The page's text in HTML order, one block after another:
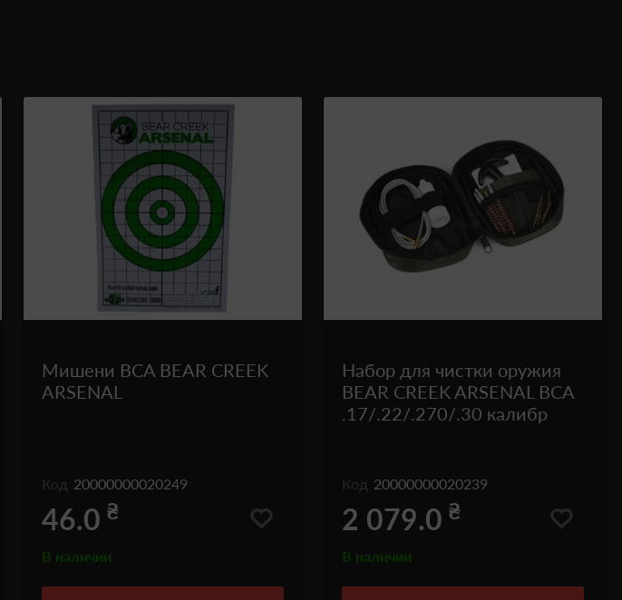
Мишени BCA BEAR CREEK
ARSENAL
Код 20000000020249
46.0 ₴
В наличии
Набор для чистки оружия
BEAR CREEK ARSENAL BCA
.17/.22/.270/.30 калибр
Код 20000000020239
2 079.0 ₴
В наличии